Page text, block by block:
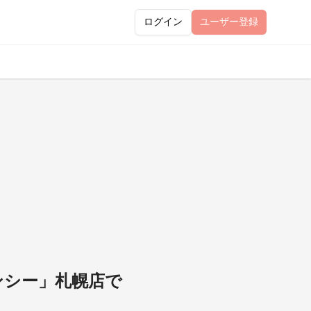
ログイン ユーザー登録
ー」札幌店で